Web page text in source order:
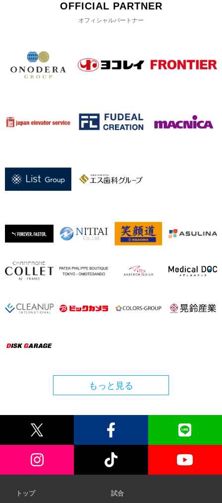
OFFICIAL PARTNER
オフィシャルパートナー
もっと見る
トップ 試合